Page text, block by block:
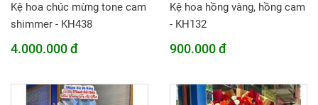
Kệ hoa chúc mừng tone cam
shimmer - KH438
4.000.000 đ
Kệ hoa hồng vàng, hồng cam
- KH132
900.000 đ